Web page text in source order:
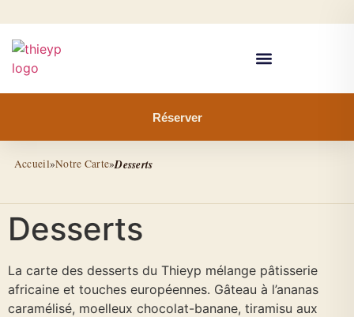
Réserver
Accueil»Notre Carte»Desserts
Desserts
La carte des desserts du Thieyp mélange pâtisserie
africaine et touches européennes. Gâteau à l’ananas
caramélisé, moelleux chocolat-banane, tiramisu aux